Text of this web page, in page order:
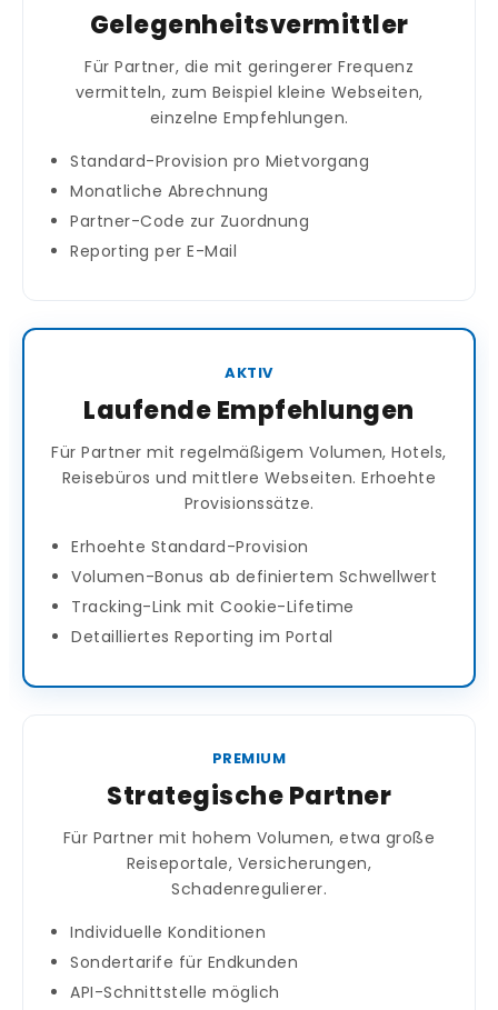
Gelegenheitsvermittler
Für Partner, die mit geringerer Frequenz
vermitteln, zum Beispiel kleine Webseiten,
einzelne Empfehlungen.
Standard-Provision pro Mietvorgang
Monatliche Abrechnung
Partner-Code zur Zuordnung
Reporting per E-Mail
AKTIV
Laufende Empfehlungen
Für Partner mit regelmäßigem Volumen, Hotels,
Reisebüros und mittlere Webseiten. Erhoehte
Provisionssätze.
Erhoehte Standard-Provision
Volumen-Bonus ab definiertem Schwellwert
Tracking-Link mit Cookie-Lifetime
Detailliertes Reporting im Portal
PREMIUM
Strategische Partner
Für Partner mit hohem Volumen, etwa große
Reiseportale, Versicherungen,
Schadenregulierer.
Individuelle Konditionen
Sondertarife für Endkunden
API-Schnittstelle möglich